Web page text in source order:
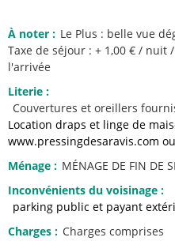
À noter : Le Plus : belle vue
Taxe de séjour : + 1,00 € / nuit
l'arrivée
Literie :
Couvertures et oreillers
Location draps et linge de
www.pressingdesaravis.com
Ménage : MÉNAGE DE FIN DE
Inconvénients du voisinage :
parking public et payant
Charges : Charges comprises